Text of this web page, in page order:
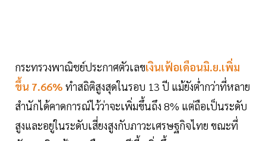
กระทรวงพาณิชย์ประกาศตัวเลขเงินเฟ้อเดือนมิ.ย.เพิ่ม
ขึ้น 7.66% ทำสถิติสูงสุดในรอบ 13 ปี แม้ยังต่ำกว่าที่หลาย
สำนักได้คาดการณ์ไว้ว่าจะเพิ่มขึ้นถึง 8% แต่ถือเป็นระดับ
สูงและอยู่ในระดับเสี่ยงสูงกับภาวะเศรษฐกิจไทย ขณะที่